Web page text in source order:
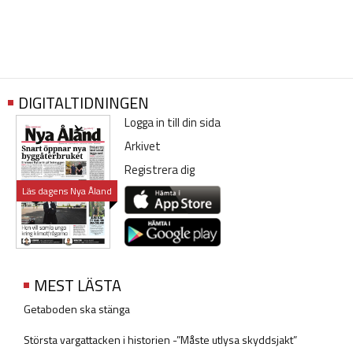
DIGITALTIDNINGEN
Läs dagens Nya Åland
Logga in till din sida
Arkivet
Registrera dig
MEST LÄSTA
Getaboden ska stänga
Största vargattacken i historien -”Måste utlysa skyddsjakt”